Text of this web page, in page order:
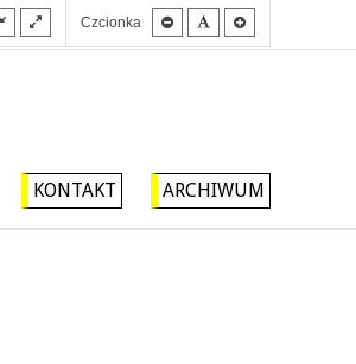
Stały
układ
Szeroki
układCzcionka
Mniejsza
czcionka
Domyślna
czcionka
KONTAKT ARCHIWUM